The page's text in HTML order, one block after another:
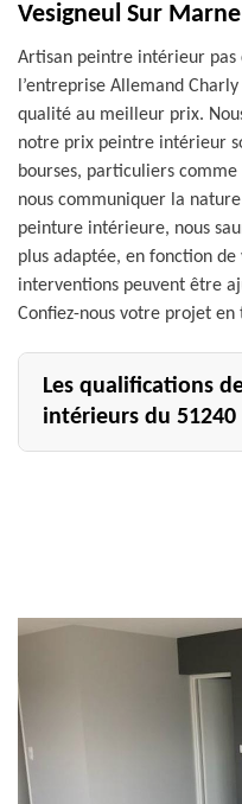
Vesigneul Sur Marne
Artisan peintre intérieur pas
l’entreprise Allemand
qualité au meilleur prix.
notre prix peintre intérieur
bourses, particuliers comme
nous communiquer la
peinture intérieure, nous
plus adaptée, en fonction
interventions peuvent être
Confiez-nous votre projet en
Les qualifications
intérieurs du 51240
Ce sont des vrais
murs, vos sols, vos
menuiseries, de par une
revêtement. Fiez-vous